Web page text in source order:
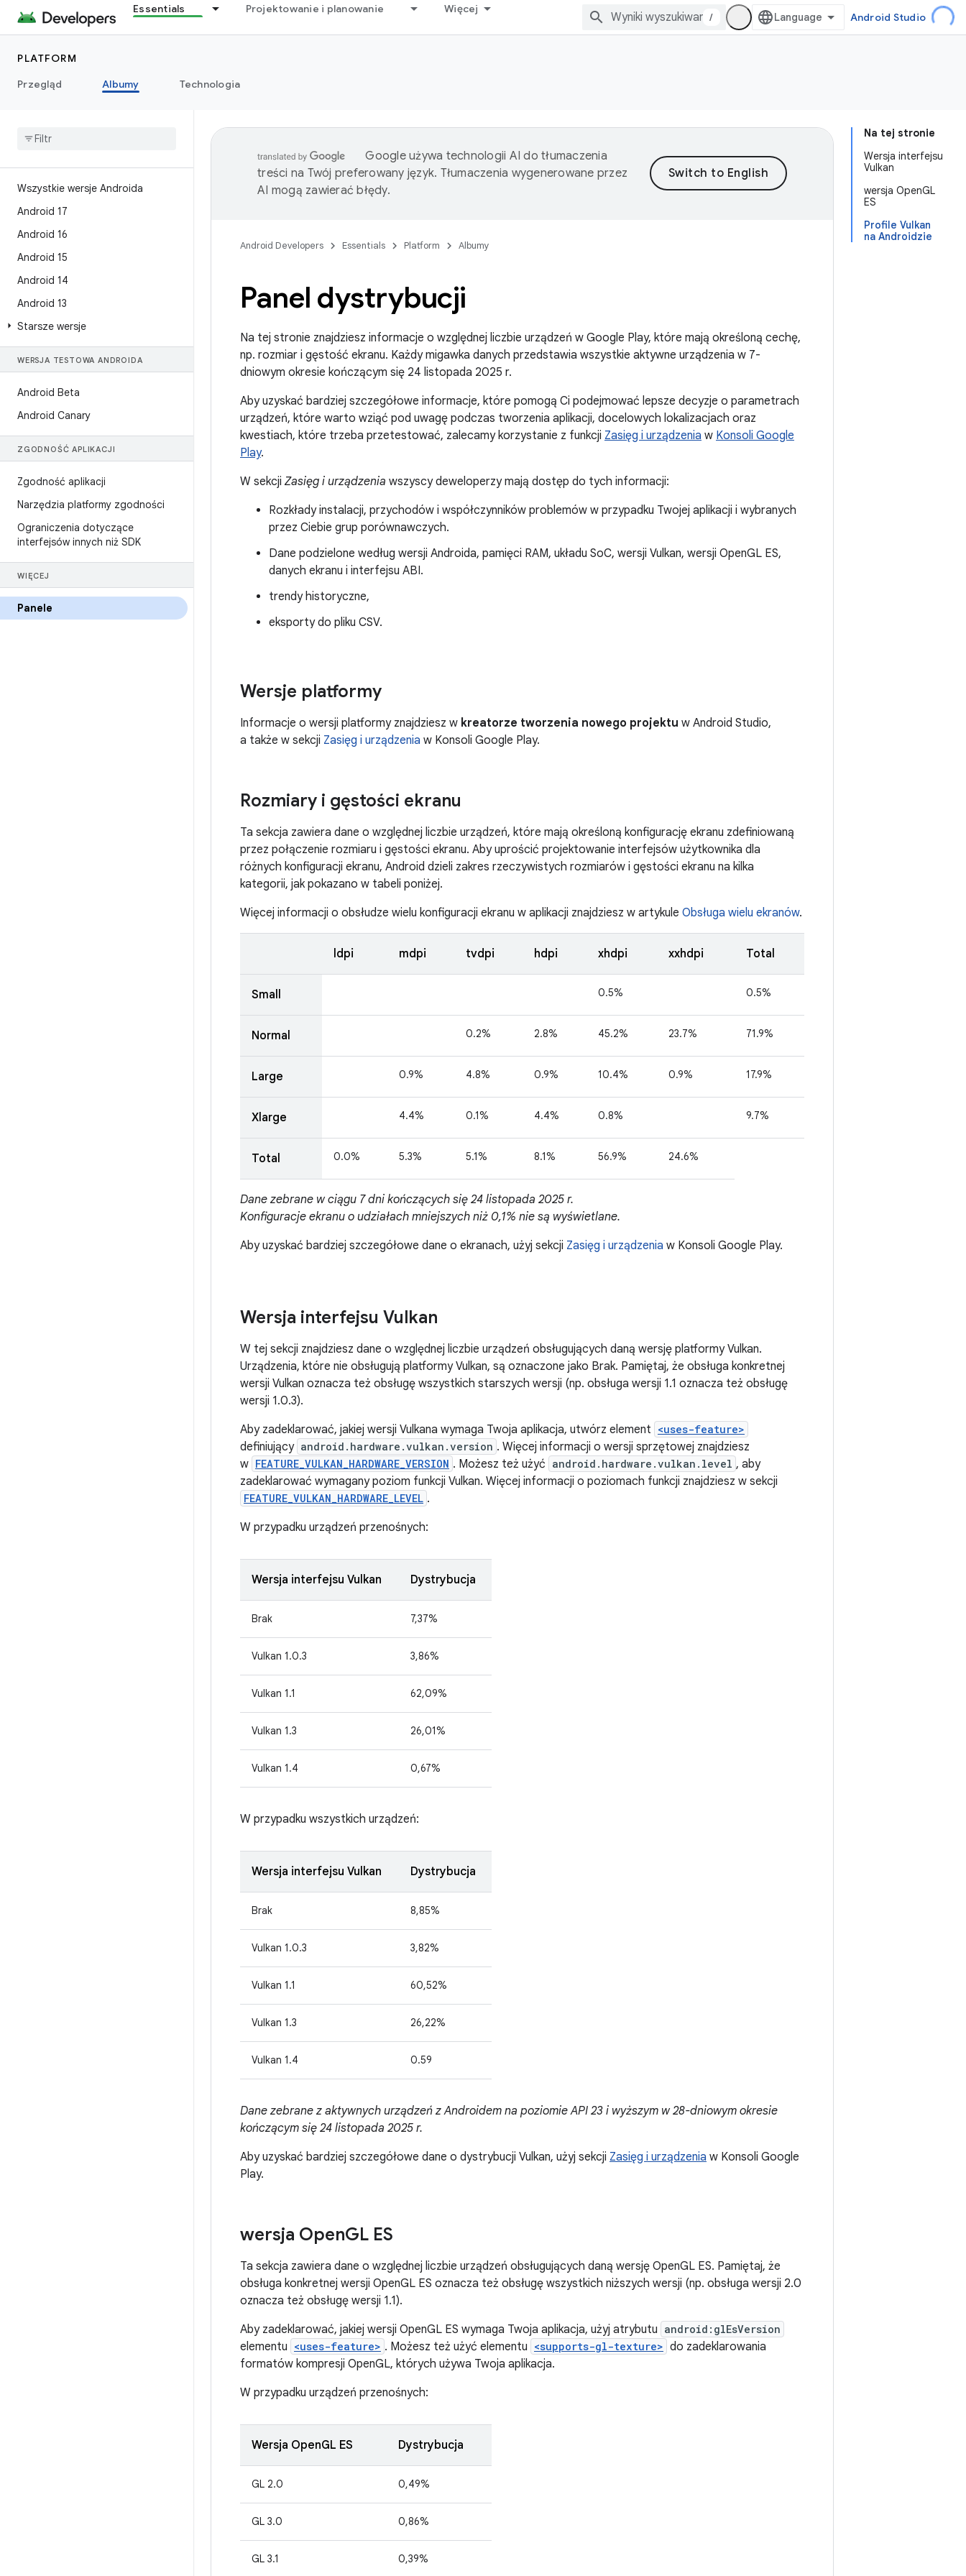
Essentials Projektowanie i planowanie Więcej
/ Android Studio
PLATFORM
Przegląd
Albumy Technologia
Wszystkie wersje Androida
Android 17
Android 16
Android 15
Android 14
Android 13
Starsze wersje
WERSJA TESTOWA ANDROIDA
Android Beta
Android Canary
ZGODNOŚĆ APLIKACJI
Zgodność aplikacji
Narzędzia platformy zgodności
Ograniczenia dotyczące
interfejsów innych niż SDK
WIĘCEJ
Panele
Na tej stronie
Wersja interfejsu
Vulkan
wersja OpenGL
ES
Profile Vulkan
na Androidzie
Google używa technologii AI do tłumaczenia
treści na Twój preferowany język. Tłumaczenia wygenerowane przez
AI mogą zawierać błędy.
Android Developers Essentials Platform Albumy
Panel dystrybucji
Na tej stronie znajdziesz informacje o względnej liczbie urządzeń w Google Play, które mają określoną cechę,
np. rozmiar i gęstość ekranu. Każdy migawka danych przedstawia wszystkie aktywne urządzenia w 7-
dniowym okresie kończącym się 24 listopada 2025 r.
Aby uzyskać bardziej szczegółowe informacje, które pomogą Ci podejmować lepsze decyzje o parametrach
urządzeń, które warto wziąć pod uwagę podczas tworzenia aplikacji, docelowych lokalizacjach oraz
kwestiach, które trzeba przetestować, zalecamy korzystanie z funkcji Zasięg i urządzenia w Konsoli Google
Play.
W sekcji Zasięg i urządzenia wszyscy deweloperzy mają dostęp do tych informacji:
Rozkłady instalacji, przychodów i współczynników problemów w przypadku Twojej aplikacji i wybranych
przez Ciebie grup porównawczych.
Dane podzielone według wersji Androida, pamięci RAM, układu SoC, wersji Vulkan, wersji OpenGL ES,
danych ekranu i interfejsu ABI.
trendy historyczne,
eksporty do pliku CSV.
Wersja interfejsu Vulkan
W tej sekcji znajdziesz dane o względnej liczbie urządzeń obsługujących daną wersję platformy Vulkan.
Urządzenia, które nie obsługują platformy Vulkan, są oznaczone jako Brak. Pamiętaj, że obsługa konkretnej
wersji Vulkan oznacza też obsługę wszystkich starszych wersji (np. obsługa wersji 1.1 oznacza też obsługę
wersji 1.0.3).
Aby zadeklarować, jakiej wersji Vulkana wymaga Twoja aplikacja, utwórz element <uses-feature>
definiujący android.hardware.vulkan.version . Więcej informacji o wersji sprzętowej znajdziesz
w FEATURE_VULKAN_HARDWARE_VERSION . Możesz też użyć android.hardware.vulkan.level , aby
zadeklarować wymagany poziom funkcji Vulkan. Więcej informacji o poziomach funkcji znajdziesz w sekcji
FEATURE_VULKAN_HARDWARE_LEVEL .
W przypadku urządzeń przenośnych:
Wersja interfejsu Vulkan Dystrybucja
Brak 7,37%
Vulkan 1.0.3 3,86%
Vulkan 1.1 62,09%
Vulkan 1.3 26,01%
Vulkan 1.4 0,67%
W przypadku wszystkich urządzeń:
Wersja interfejsu Vulkan Dystrybucja
Brak 8,85%
Vulkan 1.0.3 3,82%
Vulkan 1.1 60,52%
Vulkan 1.3 26,22%
Vulkan 1.4 0.59
Dane zebrane z aktywnych urządzeń z Androidem na poziomie API 23 i wyższym w 28-dniowym okresie
kończącym się 24 listopada 2025 r.
Aby uzyskać bardziej szczegółowe dane o dystrybucji Vulkan, użyj sekcji Zasięg i urządzenia w Konsoli Google
Play.
wersja OpenGL ES
Ta sekcja zawiera dane o względnej liczbie urządzeń obsługujących daną wersję OpenGL ES. Pamiętaj, że
obsługa konkretnej wersji OpenGL ES oznacza też obsługę wszystkich niższych wersji (np. obsługa wersji 2.0
oznacza też obsługę wersji 1.1).
Aby zadeklarować, jakiej wersji OpenGL ES wymaga Twoja aplikacja, użyj atrybutu android:glEsVersion
elementu <uses-feature> . Możesz też użyć elementu <supports-gl-texture> do zadeklarowania
formatów kompresji OpenGL, których używa Twoja aplikacja.
W przypadku urządzeń przenośnych:
Wersja OpenGL ES Dystrybucja
GL 2.0 0,49%
GL 3.0 0,86%
GL 3.1 0,39%